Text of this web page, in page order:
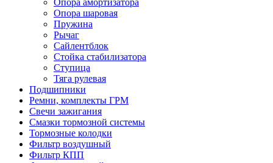
Опора шаровая
Пружина
Рычаг
Сайлентблок
Стойка стабилизатора
Ступица
Тяга рулевая
Подшипники
Ремни, комплекты ГРМ
Свечи зажигания
Смазки тормозной системы
Тормозные колодки
Фильтр воздушный
Фильтр КПП